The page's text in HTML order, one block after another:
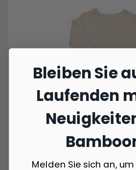
Bleiben Sie
Laufenden
Melden Sie sich an,